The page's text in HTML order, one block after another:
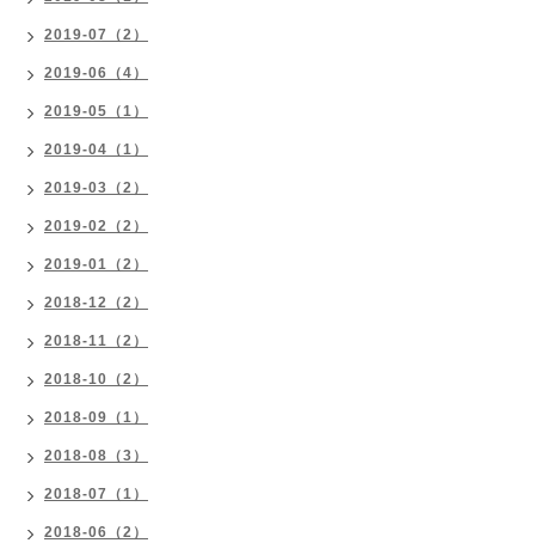
2019-07（2）
2019-06（4）
2019-05（1）
2019-04（1）
2019-03（2）
2019-02（2）
2019-01（2）
2018-12（2）
2018-11（2）
2018-10（2）
2018-09（1）
2018-08（3）
2018-07（1）
2018-06（2）